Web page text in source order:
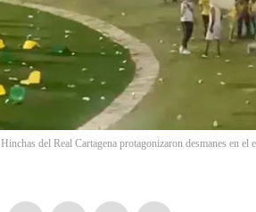
Hinchas del Real Cartagena protagonizaron desmanes en